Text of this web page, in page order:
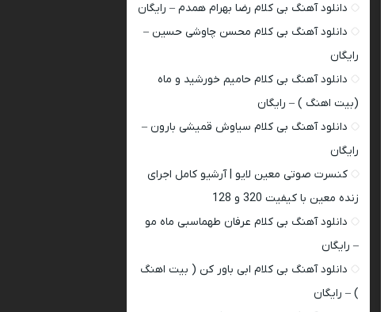
دانلود آهنگ بی کلام رضا بهرام همدم – رایگان
دانلود آهنگ بی کلام محسن چاوشی حسین –
رایگان
دانلود آهنگ بی کلام حامیم خورشید و ماه
(بیت اهنگ ) – رایگان
دانلود آهنگ بی کلام سیاوش قمیشی بارون –
رایگان
کنسرت صوتی معین لایو | آرشیو کامل اجرای
زنده معین با کیفیت 320 و 128
دانلود آهنگ بی کلام عرفان طهماسبی ماه مو
– رایگان
دانلود آهنگ بی کلام ابی باور کن ( بیت اهنگ
) – رایگان